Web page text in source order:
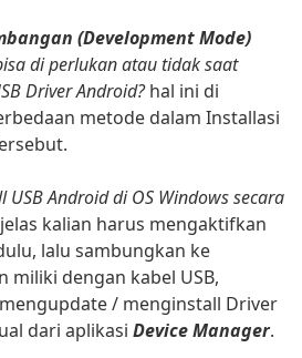
(Development Mode)
di perlukan atau tidak saat
Driver Android?hal ini di
metode dalam Installasi
USB Android di OS Windows secara
kalian harus mengaktifkan
lalu sambungkan ke
miliki dengan kabel USB,
/ menginstall Driver
dari aplikasi Device Manager.